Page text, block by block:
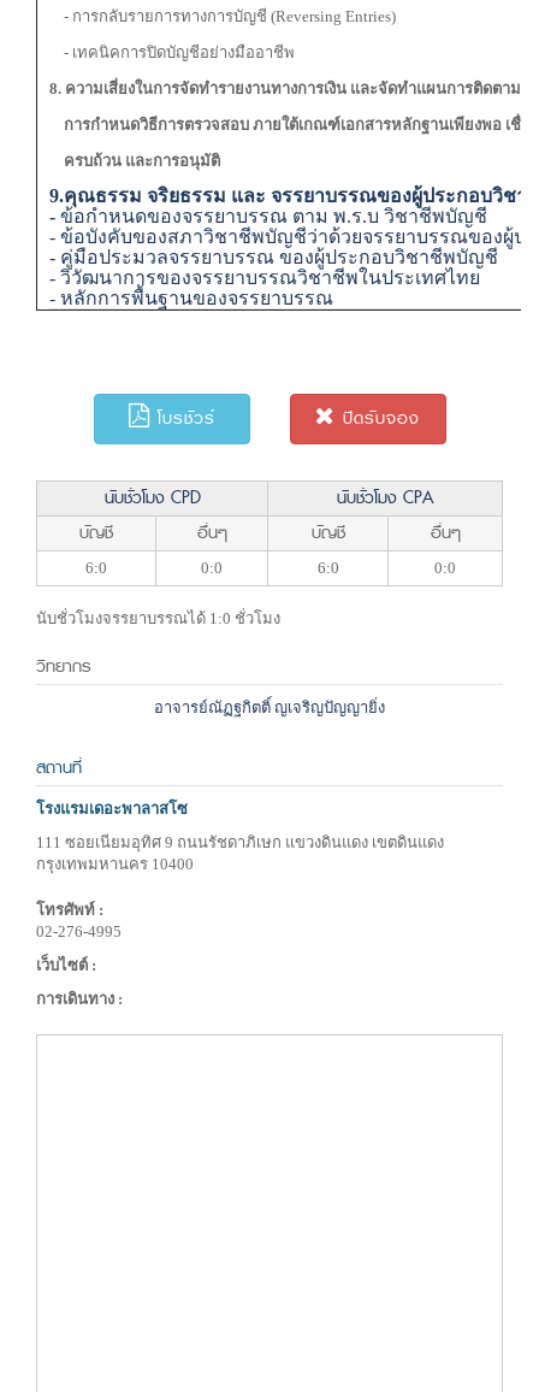
- การกลับรายการทางการบัญชี (Reversing Entries)
- เทคนิคการปิดบัญชีอย่างมืออาชีพ
8. ความเสี่ยงในการจัดทำรายงานทางการเงิน และจัดทำแผนการติดตามเ
การกำหนดวิธีการตรวจสอบ ภายใต้เกณฑ์เอกสารหลักฐานเพียงพอ เชื่อ
ครบถ้วน และการอนุมัติ
9.คุณธรรม จริยธรรม และ จรรยาบรรณของผู้ประกอบวิช
- ข้อกำหนดของจรรยาบรรณ ตาม พ.ร.บ วิชาชีพบัญชี
- ข้อบังคับของสภาวิชาชีพบัญชีว่าด้วยจรรยาบรรณของผู้ป
- คู่มือประมวลจรรยาบรรณ ของผู้ประกอบวิชาชีพบัญชี
- วิวัฒนาการของจรรยาบรรณวิชาชีพในประเทศไทย
- หลักการพื้นฐานของจรรยาบรรณ
โบรชัวร์ ปิดรับจอง
นับชั่วโมง CPD
นับชั่วโมง CPA
บัญชี
อื่นๆ บัญชี อื่นๆ
6:0 0:0 6:0 0:0
นับชั่วโมงจรรยาบรรณได้ 1:0 ชั่วโมง
วิทยากร
อาจารย์ณัฏฐกิตติ์ ญเจริญปัญญายิ่ง
สถานที่
โรงแรมเดอะพาลาสโซ
111 ซอยเนียมอุทิศ 9 ถนนรัชดาภิเษก แขวงดินแดง เขตดินแดง
กรุงเทพมหานคร 10400
โทรศัพท์ :
02-276-4995
เว็บไซต์ :
การเดินทาง :